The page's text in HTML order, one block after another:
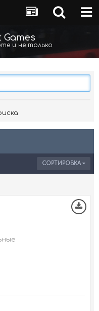
Games
и не только
СОРТИРОВКА